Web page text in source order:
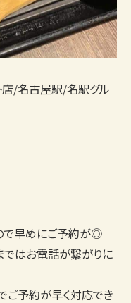
/名古屋駅/名駅グル
で早めにご予約が◎
はお電話が繋がりに
予約が早く対応でき